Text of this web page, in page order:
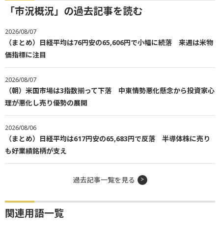
「市況概況」の過去記事を読む
2026/08/07
（まとめ）日経平均は76円安の65,606円で小幅に続落 来週は米物
価指標に注目
2026/08/07
（朝）米国市場は3指数揃って下落 中東情勢悪化懸念から投資家心
理が悪化し売り優勢の展開
2026/08/06
（まとめ）日経平均は617円安の65,683円で反落 半導体株に売り
も好業績銘柄が支え
過去記事一覧を見る
関連用語一覧